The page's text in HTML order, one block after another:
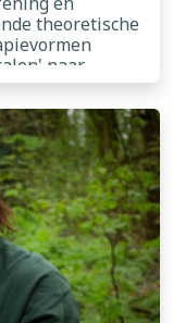
theoretische
naar
manier steeds
inspireren.
deels in
geef ik
en
daar
lees meer